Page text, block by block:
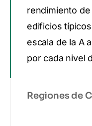
rendimiento
edificios
escala de la A
por cada nivel
Regiones de